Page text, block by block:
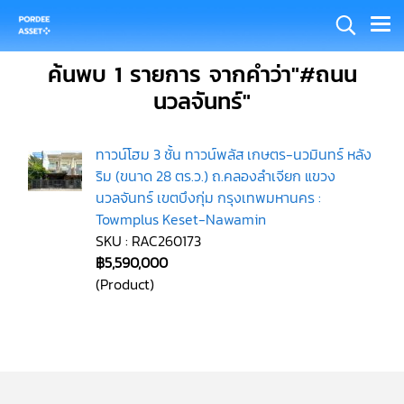
ค้นพบ 1 รายการ จากคำว่า"#ถนน
นวลจันทร์"
ทาวน์โฮม 3 ชั้น ทาวน์พลัส เกษตร-นวมินทร์ หลัง
ริม (ขนาด 28 ตร.ว.) ถ.คลองลำเจียก แขวง
นวลจันทร์ เขตบึงกุ่ม กรุงเทพมหานคร :
Towmplus Keset-Nawamin
SKU : RAC260173
฿5,590,000
(Product)